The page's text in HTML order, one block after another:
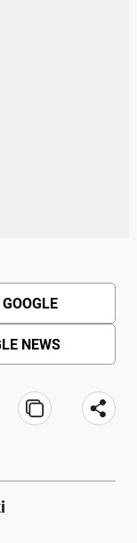
NEWS